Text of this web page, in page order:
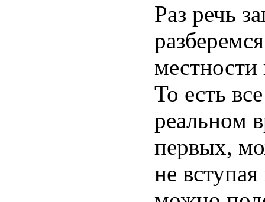
Раз речь
местности
То есть
реальном
первых,
не